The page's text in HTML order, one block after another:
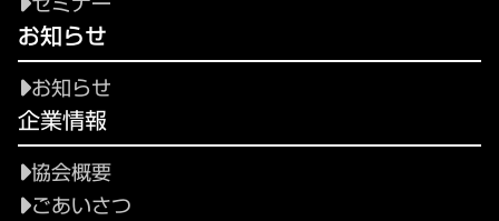
お知らせ
お知らせ
企業情報
協会概要
ごあいさつ